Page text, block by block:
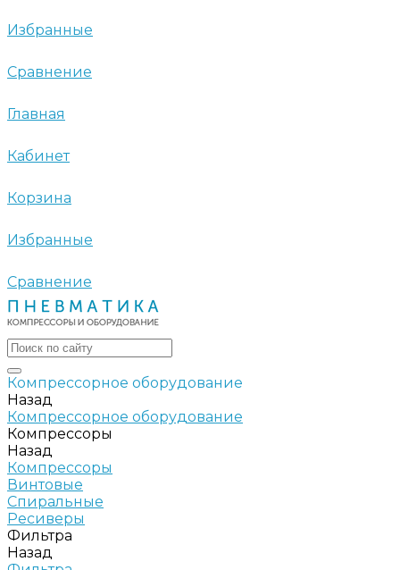
Избранные
Сравнение
Главная
Кабинет
Корзина
Избранные
Сравнение
Компрессорное оборудование
Назад
Компрессорное оборудование
Компрессоры
Назад
Компрессоры
Винтовые
Спиральные
Ресиверы
Фильтра
Назад